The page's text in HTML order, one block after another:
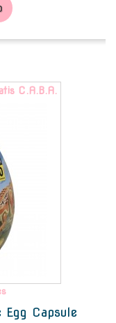
C.A.B.A.
Capsule